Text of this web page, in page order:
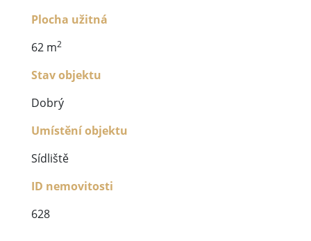
Plocha užitná
62 m2
Stav objektu
Dobrý
Umístění objektu
Sídliště
ID nemovitosti
628